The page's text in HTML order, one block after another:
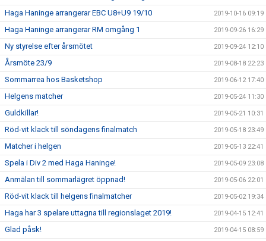
Haga Haninge arrangerar EBC U8+U9 19/10 2019-10-16 09:19
Haga Haninge arrangerar RM omgång 1 2019-09-26 16:29
Ny styrelse efter årsmötet 2019-09-24 12:10
Årsmöte 23/9 2019-08-18 22:23
Sommarrea hos Basketshop 2019-06-12 17:40
Helgens matcher 2019-05-24 11:30
Guldkillar! 2019-05-21 10:31
Röd-vit klack till söndagens finalmatch 2019-05-18 23:49
Matcher i helgen 2019-05-13 22:41
Spela i Div 2 med Haga Haninge! 2019-05-09 23:08
Anmälan till sommarlägret öppnad! 2019-05-06 22:01
Röd-vit klack till helgens finalmatcher 2019-05-02 19:34
Haga har 3 spelare uttagna till regionslaget 2019! 2019-04-15 12:41
Glad påsk! 2019-04-15 08:59